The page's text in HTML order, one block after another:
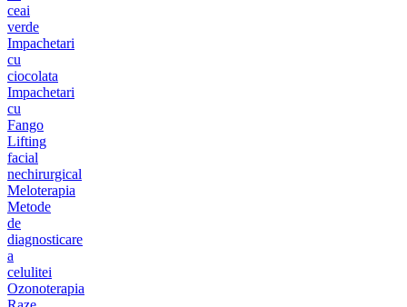
ceai
verde
Impachetari
cu
ciocolata
Impachetari
cu
Fango
Lifting
facial
nechirurgical
Meloterapia
Metode
de
diagnosticare
a
celulitei
Ozonoterapia